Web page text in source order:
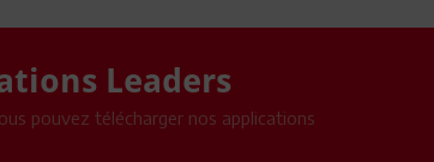
Leaders
pouvez télécharger nos applications